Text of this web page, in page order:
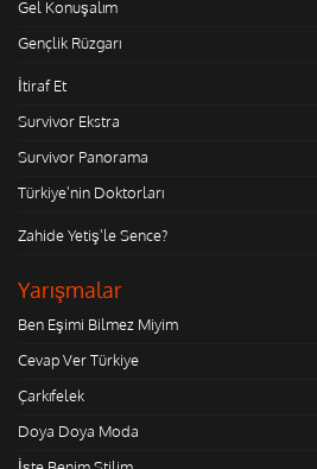
Gel Konuşalım
Gençlik Rüzgarı
İtiraf Et
Survivor Ekstra
Survivor Panorama
Türkiye'nin Doktorları
Zahide Yetiş'le Sence?
Yarışmalar
Ben Eşimi Bilmez Miyim
Cevap Ver Türkiye
Çarkıfelek
Doya Doya Moda